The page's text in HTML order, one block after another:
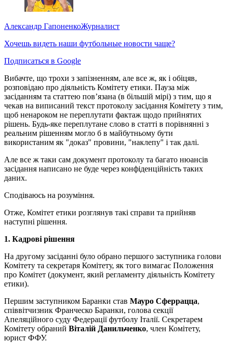
Александр ГапоненкоЖурналист
Хочешь видеть наши футбольные новости чаще?
Подписаться в Google
Вибачте, що трохи з запізненням, але все ж, як і обіцяв,
розповідаю про діяльність Комітету етики. Пауза між
засіданням та статтею пов’язана (в більшій мірі) з тим, що я
чекав на виписаний текст протоколу засідання Комітету з тим,
щоб ненароком не переплутати фактаж щодо прийнятих
рішень. Будь-яке переплутане слово в статті в порівнянні з
реальним рішенням могло б в майбутньому бути
використаним як "доказ" провини, "наклепу" і так далі.
Але все ж таки сам документ протоколу та багато нюансів
засідання написано не буде через конфіденційність таких
даних.
Сподіваюсь на розуміння.
Отже, Комітет етики розглянув такі справи та прийняв
наступні рішення.
1. Кадрові рішення
На другому засіданні було обрано першого заступника голови
Комітету та секретаря Комітету, як того вимагає Положення
про Комітет (документ, який регламенту діяльність Комітету
етики).
Першим заступником Баранки став Мауро Сферрацца,
співвітчизник Франческо Баранки, голова секції
Апеляційного суду Федерації футболу Італії. Секретарем
Комітету обраний Віталій Данильченко, член Комітету,
юрист ФФУ.